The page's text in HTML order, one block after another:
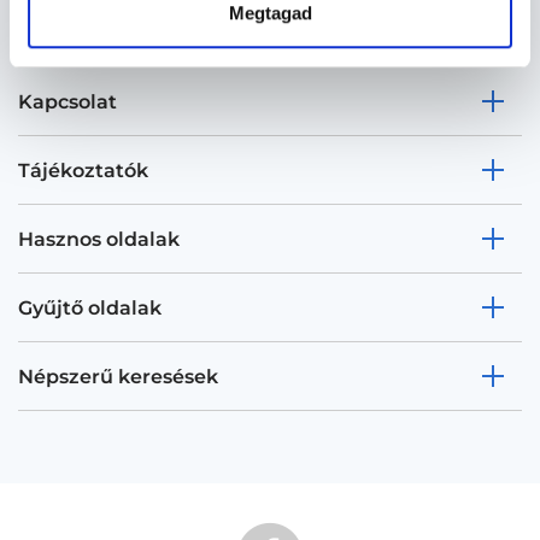
Megtagad
Kapcsolat
Tájékoztatók
Hasznos oldalak
Gyűjtő oldalak
Népszerű keresések